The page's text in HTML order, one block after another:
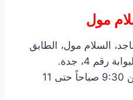
مول
السلام مول، الطابق
ساعات العمل: يومياً من 9:30 صباحاً حتى 11